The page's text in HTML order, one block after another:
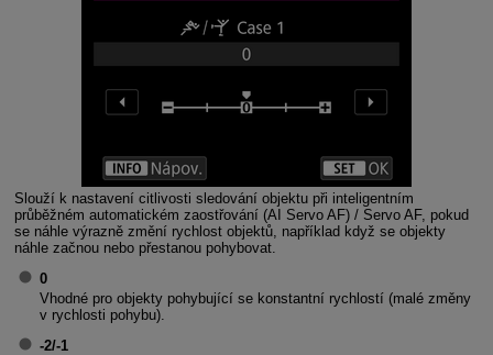
Slouží k nastavení citlivosti sledování objektu při inteligentním
průběžném automatickém zaostřování (AI Servo AF) / Servo AF, pokud
se náhle výrazně změní rychlost objektů, například když se objekty
náhle začnou nebo přestanou pohybovat.
0
Vhodné pro objekty pohybující se konstantní rychlostí (malé změny
v rychlosti pohybu).
-2/-1